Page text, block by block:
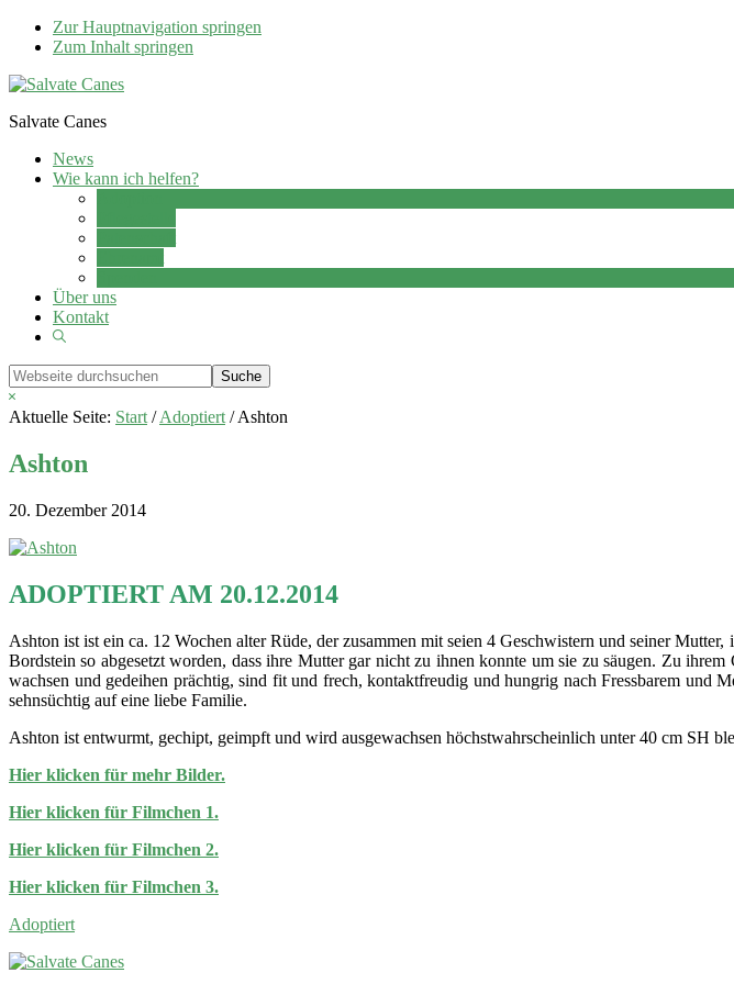
Zur Hauptnavigation springen
Zum Inhalt springen
Salvate Canes
News
Wie kann ich helfen?
Über uns
Kontakt
Show
Webseite
durchsuchen
Hide
Search
Aktuelle Seite: Start / Adoptiert /Ashton
Ashton
20. Dezember 2014
ADOPTIERT AM 20.12.2014
Ashton ist ist ein ca. 12 Wochen alter Rüde, der zusammen mit seien 4 Geschwistern und seiner
Bordstein so abgesetzt worden, dass ihre Mutter gar nicht zu ihnen konnte um sie zu säugen. Zu
wachsen und gedeihen prächtig, sind fit und frech, kontaktfreudig und hungrig nach Fressbarem und
sehnsüchtig auf eine liebe Familie.
Ashton ist entwurmt, gechipt, geimpft und wird ausgewachsen höchstwahrscheinlich unter 40 cm SH
Hier klicken für mehr Bilder.
Hier klicken für Filmchen 1.
Hier klicken für Filmchen 2.
Hier klicken für Filmchen 3.
Adoptiert